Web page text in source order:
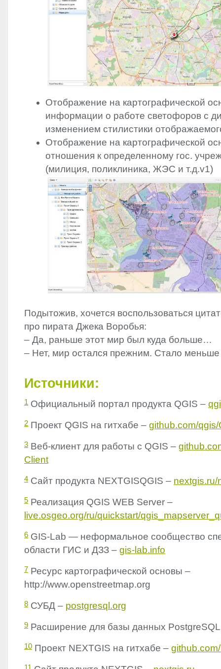
Отображение на картографической
информации о работе светофоров с
изменением стилистики
Отображение на картографической
отношения к определенному гос.
(милиция, поликлиника, ЖЭС и т.д.v1)
Подытожив, хочется воспользоваться
про пирата Джека Воробья:
– Да, раньше этот мир был куда больше…
– Нет, мир остался прежним. Стало
Источники:
1 Официальный портал продукта QGIS –
2 Проект QGIS на гитхабе – github.com/qgis/
3 Веб-клиент для работы с QGIS –
Client
4 Сайт продукта NEXTGISQGIS – nextgis.ru/
5 Реализация QGIS WEB Server –
live.osgeo.org/ru/quickstart/
6 GIS-Lab — неформальное сообщество
области ГИС и ДЗЗ – gis-lab.info
7 Ресурс картографической основы –
http://www.openstreetmap.org
8 СУБД – postgresql.org
9 Расширение для базы данных
10 Проект NEXTGIS на гитхабе –
11